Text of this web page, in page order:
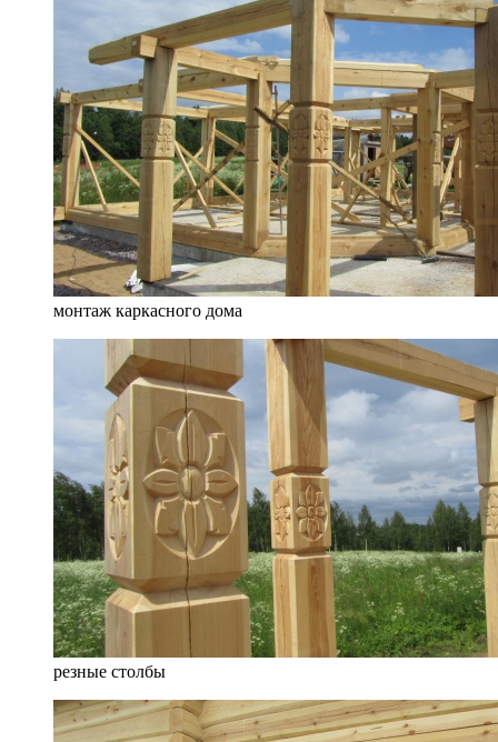
монтаж каркасного дома
резные столбы